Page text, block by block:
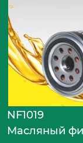
NF1019
Масляный